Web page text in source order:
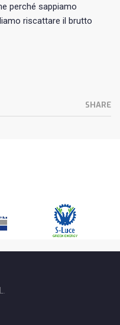
perché sappiamo
riscattare il brutto
SHARE